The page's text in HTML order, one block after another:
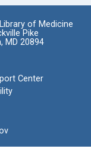
of Medicine
Pike
MD 20894
Center